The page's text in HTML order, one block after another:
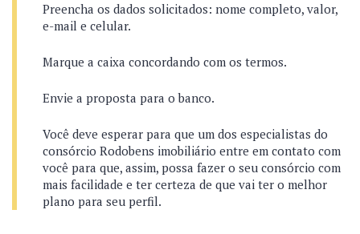
Preencha os dados solicitados: nome completo, valor,
e-mail e celular.
Marque a caixa concordando com os termos.
Envie a proposta para o banco.
Você deve esperar para que um dos especialistas do
consórcio Rodobens imobiliário entre em contato com
você para que, assim, possa fazer o seu consórcio com
mais facilidade e ter certeza de que vai ter o melhor
plano para seu perfil.